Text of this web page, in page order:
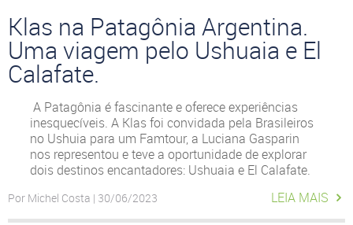
Klas na Patagônia Argentina.
Uma viagem pelo Ushuaia e El
Calafate.
A Patagônia é fascinante e oferece experiências
inesquecíveis. A Klas foi convidada pela Brasileiros
no Ushuia para um Famtour, a Luciana Gasparin
nos representou e teve a oportunidade de explorar
dois destinos encantadores: Ushuaia e El Calafate.
Por Michel Costa | 30/06/2023 LEIA MAIS